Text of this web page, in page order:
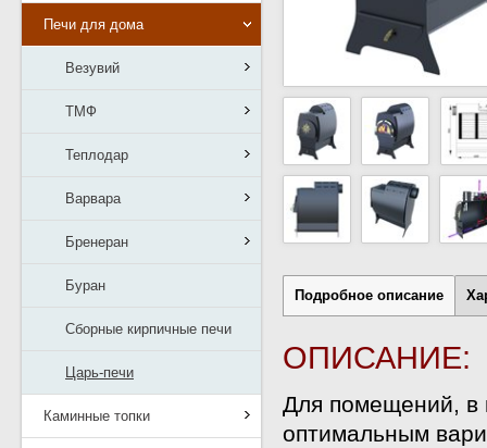
Печи для дома
Везувий
ТМФ
Теплодар
Варвара
Бренеран
Буран
Сборные кирпичные печи
Царь-печи
Каминные топки
Подробное описание
ОПИСАНИЕ:
Для помещений, в
оптимальным